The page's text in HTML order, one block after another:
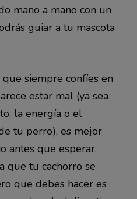
mano a mano con un
guiar a tu mascota
siempre confíes en
estar mal (ya sea
la energía o el
tu perro), es mejor
antes que esperar.
que tu cachorro se
que debes hacer es